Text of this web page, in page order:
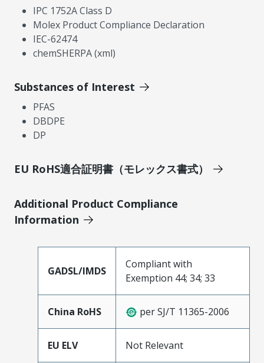
IPC 1752A Class D
Molex Product Compliance Declaration
IEC-62474
chemSHERPA (xml)
Substances of Interest
PFAS
DBDPE
DP
EU RoHS適合証明書（モレックス書式）
Additional Product Compliance
Information
GADSL/IMDS
Compliant with
Exemption 44; 34; 33
China RoHS per SJ/T 11365-2006
EU ELV Not Relevant